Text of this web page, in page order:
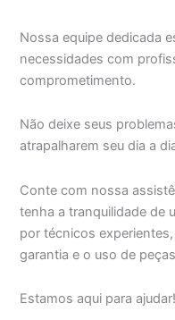
Nossa equipe dedicada
necessidades com
comprometimento.
Não deixe seus
atrapalharem seu dia a
Conte com nossa
tenha a tranquilidade de
por técnicos
garantia e o uso de
Estamos aqui para ajudar!